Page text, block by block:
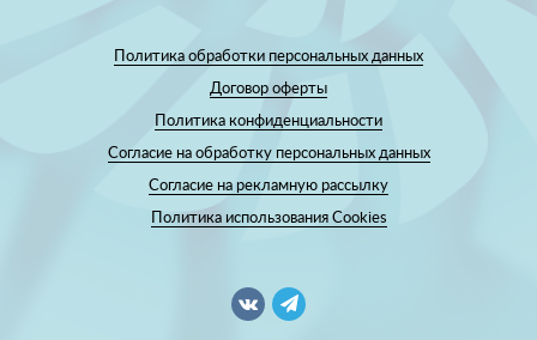
Политика обработки персональных данных
Договор оферты
Политика конфиденциальности
Согласие на обработку персональных данных
Согласие на рекламную рассылку
Политика использования Cookies